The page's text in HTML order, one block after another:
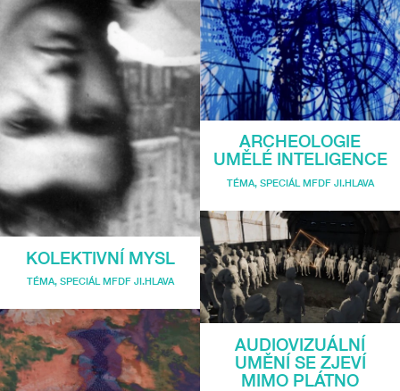
KOLEKTIVNÍ MYSL
TÉMA, SPECIÁL MFDF JI.HLAVA
ARCHEOLOGIE
UMĚLÉ INTELIGENCE
TÉMA, SPECIÁL MFDF JI.HLAVA
AUDIOVIZUÁLNÍ
UMĚNÍ SE ZJEVÍ
MIMO PLÁTNO